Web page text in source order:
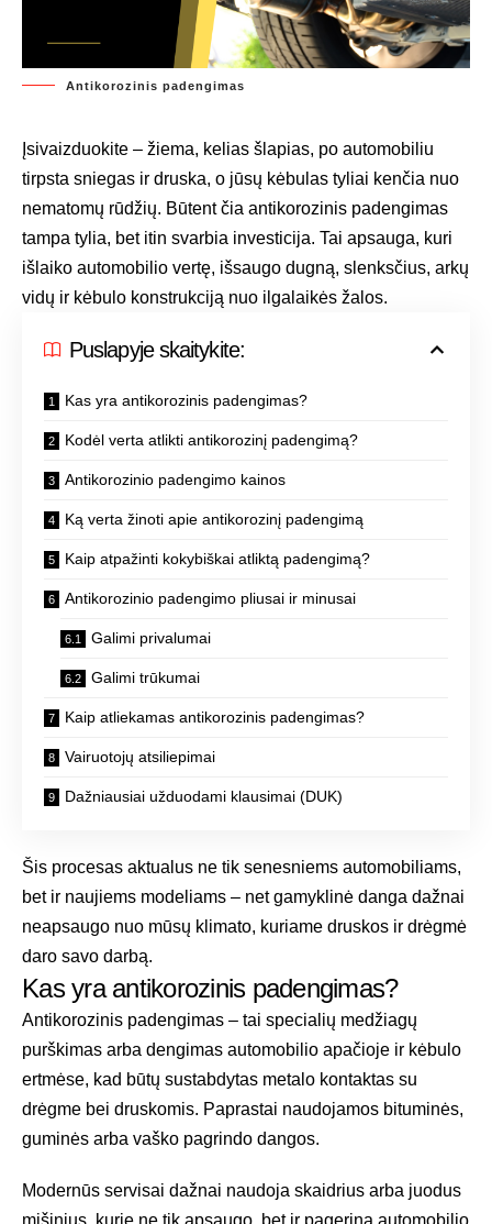
Antikorozinis padengimas
Įsivaizduokite – žiema, kelias šlapias, po automobiliu
tirpsta sniegas ir druska, o jūsų kėbulas tyliai kenčia nuo
nematomų rūdžių. Būtent čia antikorozinis padengimas
tampa tylia, bet itin svarbia investicija. Tai apsauga, kuri
išlaiko automobilio vertę, išsaugo dugną, slenksčius, arkų
vidų ir kėbulo konstrukciją nuo ilgalaikės žalos.
Puslapyje skaitykite:
Kas yra antikorozinis padengimas?
Kodėl verta atlikti antikorozinį padengimą?
Antikorozinio padengimo kainos
Ką verta žinoti apie antikorozinį padengimą
Kaip atpažinti kokybiškai atliktą padengimą?
Antikorozinio padengimo pliusai ir minusai
Galimi privalumai
Galimi trūkumai
Kaip atliekamas antikorozinis padengimas?
Vairuotojų atsiliepimai
Dažniausiai užduodami klausimai (DUK)
Šis procesas aktualus ne tik senesniems automobiliams,
bet ir naujiems modeliams – net gamyklinė danga dažnai
neapsaugo nuo mūsų klimato, kuriame druskos ir drėgmė
daro savo darbą.
Kas yra antikorozinis padengimas?
Antikorozinis padengimas – tai specialių medžiagų
purškimas arba dengimas automobilio apačioje ir kėbulo
ertmėse, kad būtų sustabdytas metalo kontaktas su
drėgme bei druskomis. Paprastai naudojamos bituminės,
guminės arba vaško pagrindo dangos.
Modernūs servisai dažnai naudoja skaidrius arba juodus